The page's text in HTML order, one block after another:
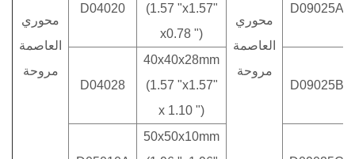
محوري
العاصمة
مروحة
محوري
العاصمة
مروحة
D04020
(1.57 "x1.57"
x0.78 ")
D09025A
D04028
40x40x28mm
(1.57 "x1.57"
x 1.10 ")
D09025B
50x50x10mm